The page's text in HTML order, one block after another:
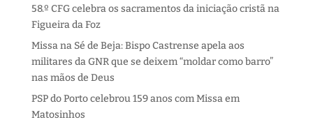
58.º CFG celebra os sacramentos da iniciação cristã na
Figueira da Foz
Missa na Sé de Beja: Bispo Castrense apela aos
militares da GNR que se deixem “moldar como barro”
nas mãos de Deus
PSP do Porto celebrou 159 anos com Missa em
Matosinhos